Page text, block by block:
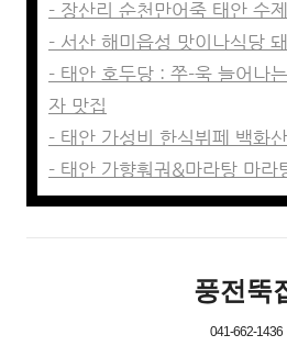
- 장산리 순천만어죽 태안 수
- 서산 해미읍성 맛이나식당
- 태안 호두당 : 쭈-욱 늘어나
자 맛집
- 태안 가성비 한식뷔페 백화
- 태안 가향훠궈&마라탕 마라